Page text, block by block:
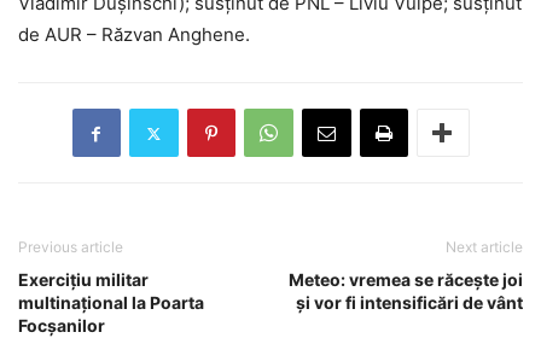
de AUR – Răzvan Anghene.
Previous article
Exercițiu militar
multinațional la Poarta
Focșanilor
Next article
Meteo: vremea se răcește joi
și vor fi intensificări de vânt